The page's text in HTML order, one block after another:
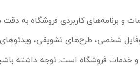
و برنامه‌‏های کاربردی فروشگاه به دقت
شخصی، طرح‏‌های تشویقی،
خدمات فروشگاه است. توجه داشته